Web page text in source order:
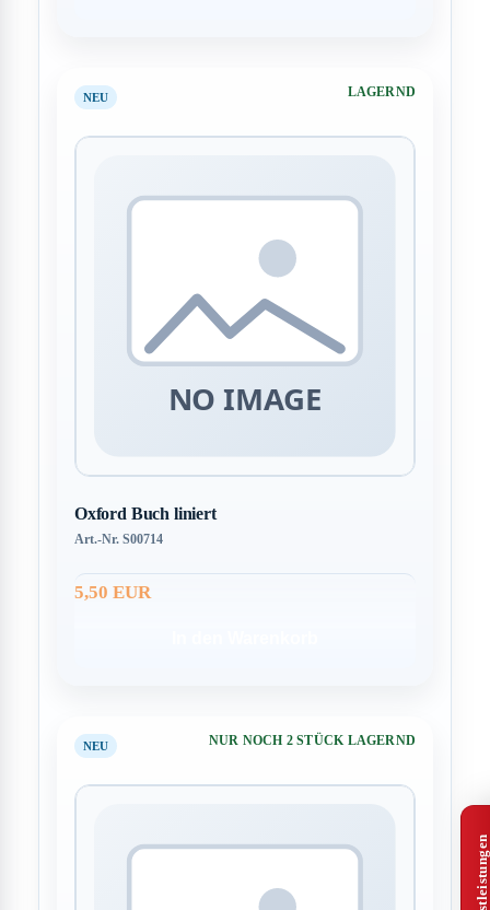
NEU LAGERND
Oxford Buch liniert
Art.-Nr. S00714
5,50 EUR
NEU NUR NOCH 2 STÜCK LAGERND